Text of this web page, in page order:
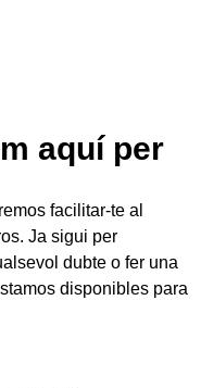
aquí per
facilitar-te al
Ja sigui per
dubte o fer una
disponibles para